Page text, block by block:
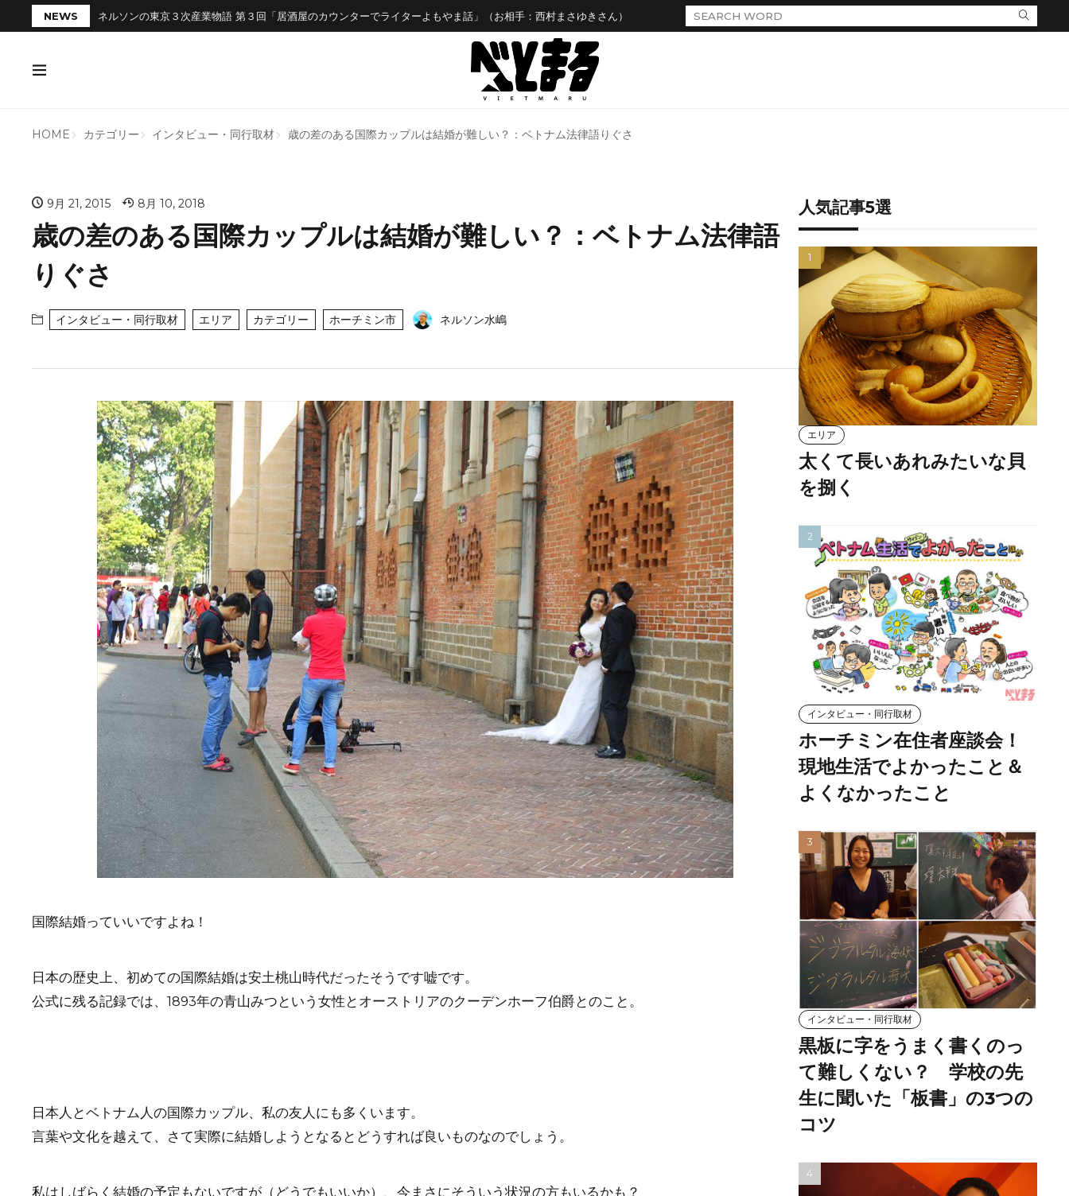
NEWS ネルソンの東京３次産業物語 第３回「居酒屋のカウンターでライターよもやま話」（お相手：西村まさゆきさん）
HOME カテゴリー インタビュー・同行取材 歳の差のある国際カップルは結婚が難しい？：ベトナム法律語りぐさ
9月 21, 2015 8月 10, 2018
歳の差のある国際カップルは結婚が難しい？：ベトナム法律語
りぐさ
インタビュー・同行取材 エリア カテゴリー ホーチミン市 ネルソン水嶋
国際結婚っていいですよね！
日本の歴史上、初めての国際結婚は安土桃山時代だったそうです嘘です。
公式に残る記録では、1893年の青山みつという女性とオーストリアのクーデンホーフ伯爵とのこと。
日本人とベトナム人の国際カップル、私の友人にも多くいます。
言葉や文化を越えて、さて実際に結婚しようとなるとどうすれば良いものなのでしょう。
私はしばらく結婚の予定もないですが（どうでもいいか）、今まさにそういう状況の方もいるかも？
人気記事5選
エリア
太くて長いあれみたいな貝
を捌く
インタビュー・同行取材
ホーチミン在住者座談会！
現地生活でよかったこと＆
よくなかったこと
インタビュー・同行取材
黒板に字をうまく書くのっ
て難しくない？ 学校の先
生に聞いた「板書」の3つの
コツ